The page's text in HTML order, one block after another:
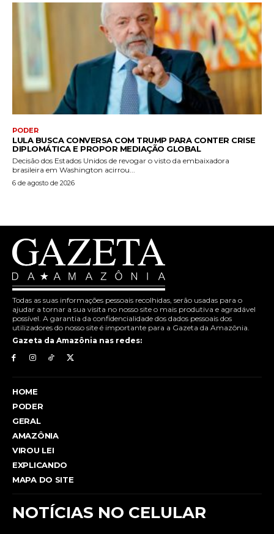
PODER
LULA BUSCA CONVERSA COM TRUMP PARA CONTER CRISE
DIPLOMÁTICA E PROPOR MEDIAÇÃO GLOBAL
Decisão dos Estados Unidos de revogar o visto da embaixadora
brasileira em Washington acirrou...
6 de agosto de 2026
Todas as suas informações pessoais recolhidas, serão usadas para o
ajudar a tornar a sua visita no nosso site o mais produtiva e agradável
possível. A garantia da confidencialidade dos dados pessoais dos
utilizadores do nosso site é importante para a Gazeta da Amazônia.
Gazeta da Amazônia nas redes:
HOME
PODER
GERAL
AMAZÔNIA
VIROU LEI
EXPLICANDO
MAPA DO SITE
NOTÍCIAS NO CELULAR